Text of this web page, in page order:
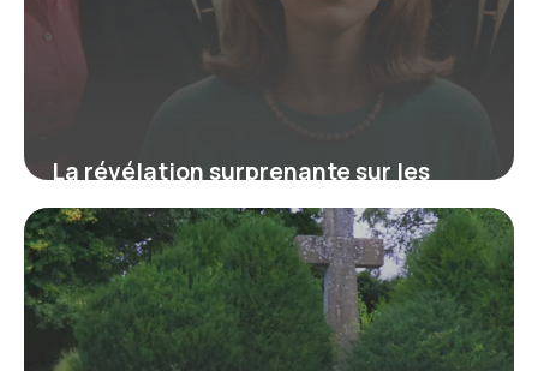
La révélation surprenante sur les
groupes des années 60 qui a façonné
la musique moderne
16 juin 2026